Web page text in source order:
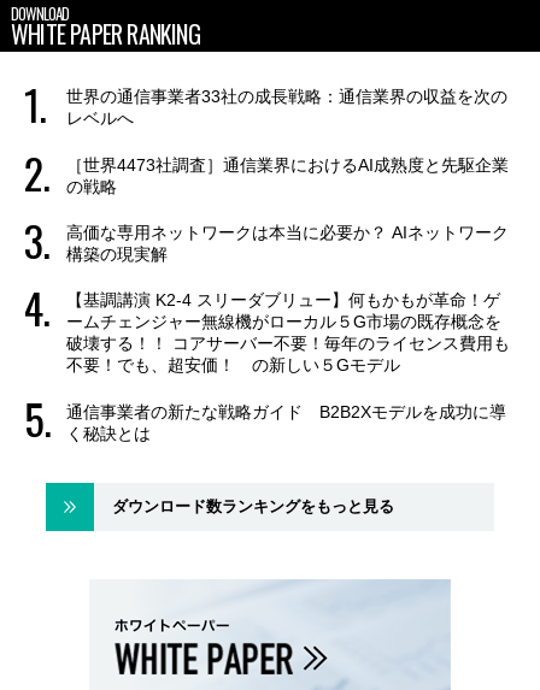
DOWNLOAD
WHITE PAPER RANKING
世界の通信事業者33社の成長戦略：通信業界の収益を次の
レベルへ
［世界4473社調査］通信業界におけるAI成熟度と先駆企業
の戦略
高価な専用ネットワークは本当に必要か？ AIネットワーク
構築の現実解
【基調講演 K2-4 スリーダブリュー】何もかもが革命！ゲ
ームチェンジャー無線機がローカル５G市場の既存概念を
破壊する！！ コアサーバー不要！毎年のライセンス費用も
不要！でも、超安価！ の新しい５Gモデル
通信事業者の新たな戦略ガイド B2B2Xモデルを成功に導
く秘訣とは
ダウンロード数ランキングをもっと見る